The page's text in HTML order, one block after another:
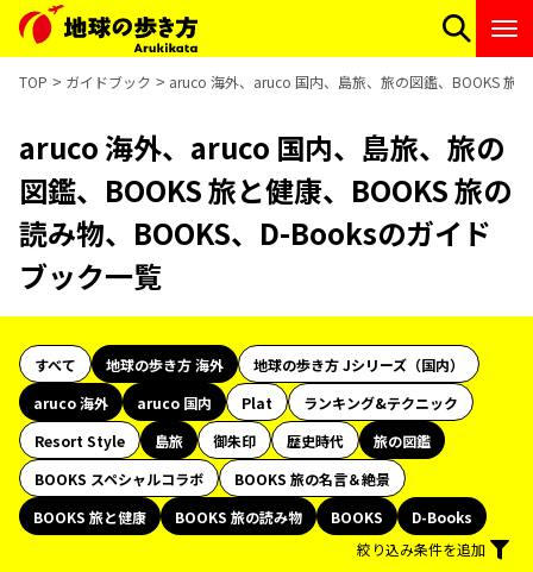
TOP ガイドブック aruco 海外、aruco 国内、島旅、旅の図鑑、BOOKS 旅
aruco 海外、aruco 国内、島旅、旅の
図鑑、BOOKS 旅と健康、BOOKS 旅の
読み物、BOOKS、D-Booksのガイド
ブック一覧
すべて 地球の歩き方 海外
地球の歩き方 Jシリーズ（国内）
aruco 海外
aruco 国内 Plat
ランキング&テクニック
Resort Style
島旅 御朱印 歴史時代
旅の図鑑
BOOKS スペシャルコラボ
BOOKS 旅の名言＆絶景
BOOKS 旅と健康
BOOKS 旅の読み物 BOOKS
D-Books
絞り込み条件を追加